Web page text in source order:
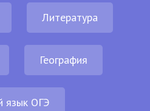
Литература
География
язык ОГЭ